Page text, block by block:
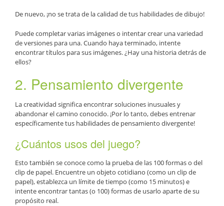
De nuevo, ¡no se trata de la calidad de tus habilidades de dibujo!
Puede completar varias imágenes o intentar crear una variedad
de versiones para una. Cuando haya terminado, intente
encontrar títulos para sus imágenes. ¿Hay una historia detrás de
ellos?
2. Pensamiento divergente
La creatividad significa encontrar soluciones inusuales y
abandonar el camino conocido. ¡Por lo tanto, debes entrenar
específicamente tus habilidades de pensamiento divergente!
¿Cuántos usos del juego?
Esto también se conoce como la prueba de las 100 formas o del
clip de papel. Encuentre un objeto cotidiano (como un clip de
papel), establezca un límite de tiempo (como 15 minutos) e
intente encontrar tantas (o 100) formas de usarlo aparte de su
propósito real.